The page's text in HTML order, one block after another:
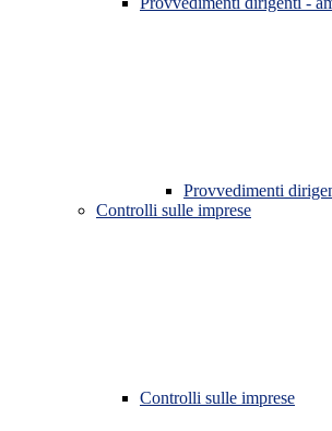
Provvedimenti
Controlli sulle imprese
Controlli sulle imprese